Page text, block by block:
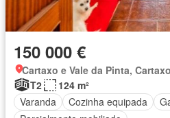
150 000 €
Cartaxo e Vale da Pinta, Cartaxo
T2
124 m²
Varanda
Cozinha equipada